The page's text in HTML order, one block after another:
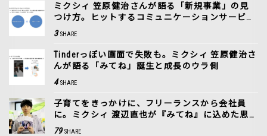
ミクシィ 笠原健治さんが語る「新規事業」の見
つけ方。ヒットするコミュニケーションサービス
のポイント
3 SHARE
Tinderっぽい画面で失敗も。ミクシィ 笠原健治さ
んが語る「みてね」誕生と成長のウラ側
4 SHARE
子育てをきっかけに、フリーランスから会社員
に。ミクシィ 渡辺直也が『みてね』に込めた思
い
79 SHARE